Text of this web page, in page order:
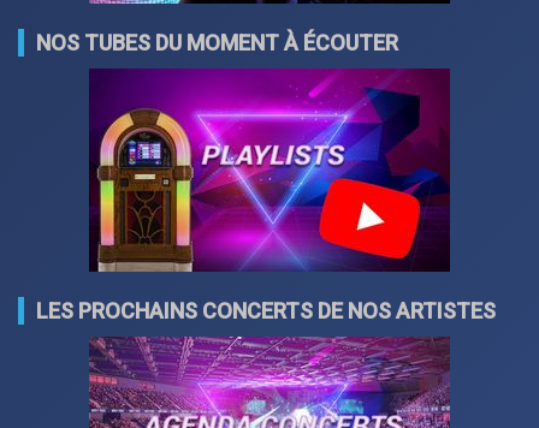
NOS TUBES DU MOMENT À ÉCOUTER
LES PROCHAINS CONCERTS DE NOS ARTISTES